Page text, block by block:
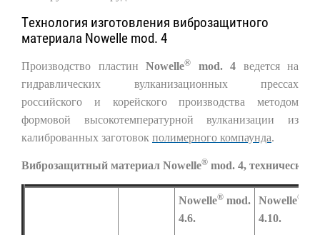
Технология изготовления виброзащитного
материала Nowelle mod. 4
Производство пластин Nowelle® mod. 4 ведется на
гидравлических вулканизационных прессах
российского и корейского производства методом
формовой высокотемпературной вулканизации из
калиброванных заготовок полимерного компаунда.
Виброзащитный материал Nowelle® mod. 4, технические
Nowelle® mod.
4.6.
Nowelle®
4.10.